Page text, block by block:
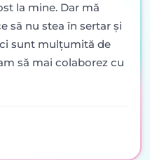
la mine. Dar mă
să nu stea în sertar şi
sunt mulţumită de
să mai colaborez cu